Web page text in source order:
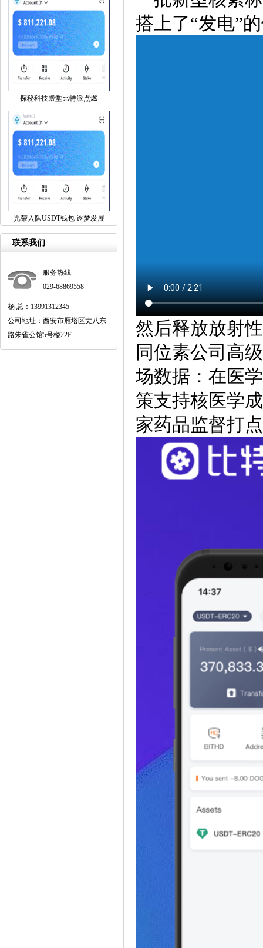
探秘科技殿堂比特派点燃
光荣入队USDT钱包 逐梦发展
联系我们
服务热线
029-68869558
杨 总：13991312345
公司地址：西安市雁塔区丈八东
路朱雀公馆5号楼22F
搭上了“发电”
然后释放放射
同位素公司高
场数据：在医
策支持核医学
家药品监督打